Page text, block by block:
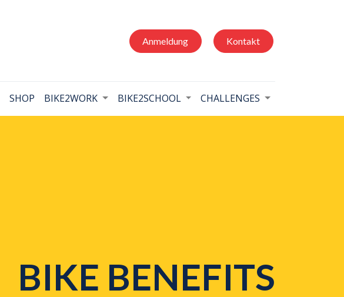
Anmeldung Kontakt
SHOP BIKE2WORK BIKE2SCHOOL CHALLENGES
BIKE BENEFITS